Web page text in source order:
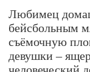
Любимец
бейсбольным
съёмочную
девушки –